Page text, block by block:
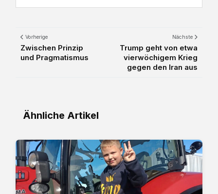
Vorherige
Zwischen Prinzip
und Pragmatismus
Nächste
Trump geht von etwa
vierwöchigem Krieg
gegen den Iran aus
Ähnliche Artikel